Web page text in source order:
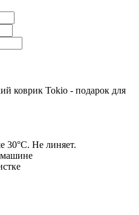
коврик Tokio - подарок для
30°С. Не линяет.